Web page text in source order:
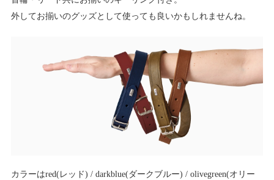
外してお揃いのグッズとして使っても良いかもしれませんね。
カラーはred(レッド) / darkblue(ダークブルー) / olivegreen(オリー